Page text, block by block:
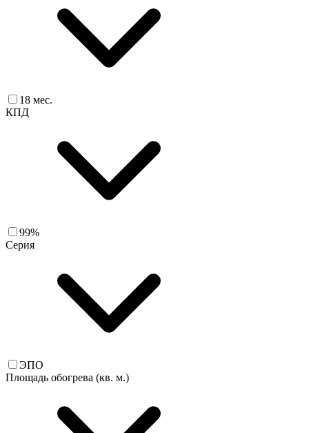
18 мес.
КПД
99%
Серия
ЭПО
Площадь обогрева (кв. м.)